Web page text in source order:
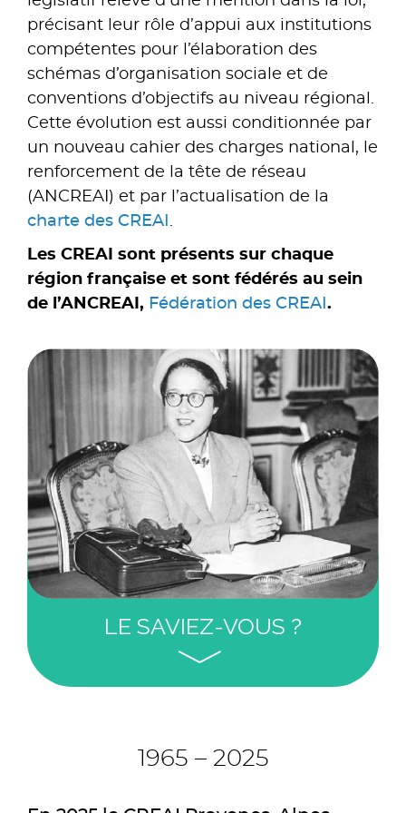
précisant leur rôle d’appui aux institutions
compétentes pour l’élaboration des
schémas d’organisation sociale et de
conventions d’objectifs au niveau régional.
Cette évolution est aussi conditionnée par
un nouveau cahier des charges national, le
renforcement de la tête de réseau
(ANCREAI) et par l’actualisation de la
charte des CREAI .
Les CREAI sont présents sur chaque
région française et sont fédérés au sein
de l’ANCREAI, Fédération des CREAI .
LE SAVIEZ-VOUS ?
Santé publique et de la Population. En
cette qualité, elle fait voter des lois sur la
l’enfance. Plus tard en tant que députée,
1965 – 2025